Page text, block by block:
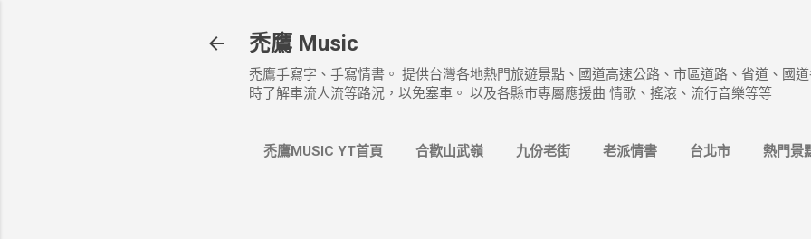
禿鷹 Music
禿鷹手寫字、手寫情書。 提供台灣各地熱門旅遊景點、國道高速公路、市區道路、省道、國
時了解車流人流等路況，以免塞車。 以及各縣市專屬應援曲 情歌、搖滾、流行音樂等等
禿鷹MUSIC YT首頁 合歡山武嶺 九份老街 老派情書 台北市 熱門景